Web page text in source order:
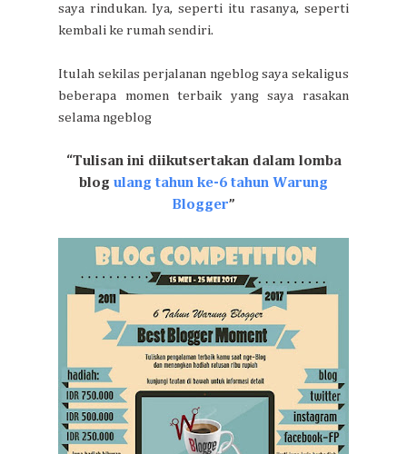
saya rindukan. Iya, seperti itu rasanya, seperti
kembali ke rumah sendiri.
Itulah sekilas perjalanan ngeblog saya sekaligus
beberapa momen terbaik yang saya rasakan
selama ngeblog
“Tulisan ini diikutsertakan dalam lomba
blog ulang tahun ke-6 tahun Warung
Blogger”